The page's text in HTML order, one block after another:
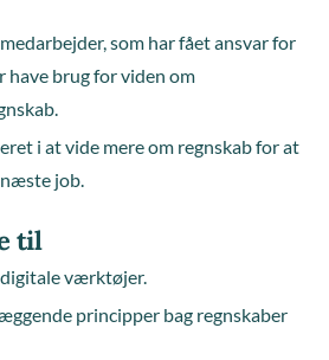
som har fået ansvar for
have brug for viden om
i at vide mere om regnskab for at
job.
til
værktøjer.
principper bag regnskaber